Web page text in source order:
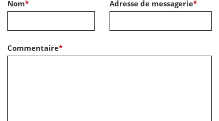
Nom* Adresse de messagerie*
Commentaire*